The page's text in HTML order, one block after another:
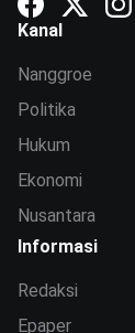
Kanal
Nanggroe
Politika
Hukum
Ekonomi
Nusantara
Informasi
Redaksi
Epaper